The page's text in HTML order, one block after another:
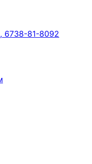
6738-81-8092